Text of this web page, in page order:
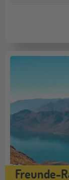
Freunde-